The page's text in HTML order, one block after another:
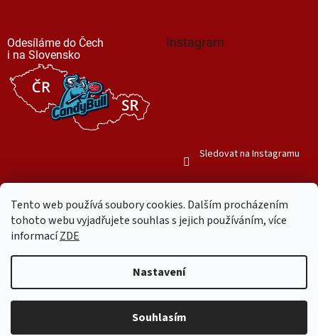
Tento web používá soubory cookies. Dalším procházením
tohoto webu vyjadřujete souhlas s jejich používáním, více
informacíZDE
Nastavení
Souhlasím
Odesíláme do Čech
i na Slovensko
Instagram
Sledovat na Instagramu
Copyright 2026Mr. Candy Bull. Všechna práva vyhrazena.Upravit
nastavení cookies